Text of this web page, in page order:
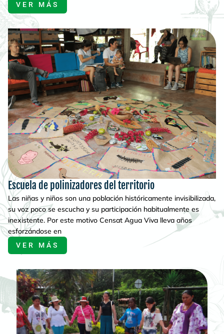
VER MÁS
Escuela de polinizadores del territorio
Las niñas y niños son una población históricamente invisibilizada,
su voz poco se escucha y su participación habitualmente es
inexistente. Por este motivo Censat Agua Viva lleva años
esforzándose en
VER MÁS